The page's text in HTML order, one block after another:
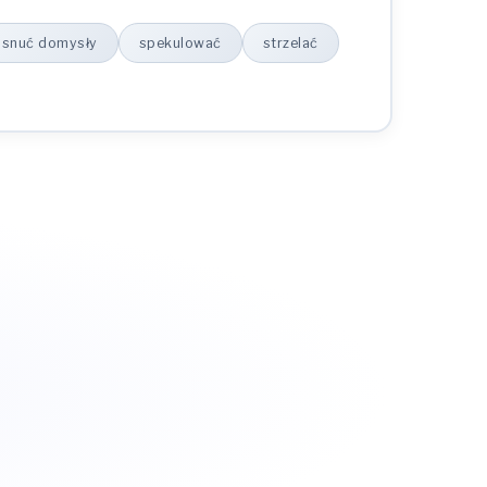
snuć domysły spekulować strzelać